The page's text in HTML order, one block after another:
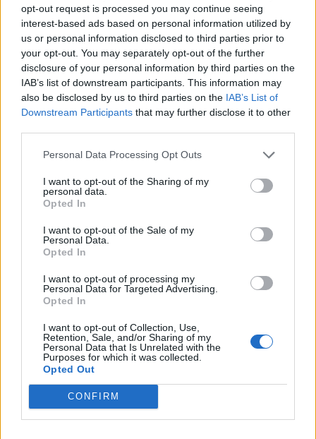
opt-out request is processed you may continue seeing
interest-based ads based on personal information utilized by
us or personal information disclosed to third parties prior to
your opt-out. You may separately opt-out of the further
disclosure of your personal information by third parties on the
IAB’s list of downstream participants. This information may
also be disclosed by us to third parties on the IAB’s List of
Downstream Participants that may further disclose it to other
Personal Data Processing Opt Outs
I want to opt-out of the Sharing of my
personal data.
Opted In
I want to opt-out of the Sale of my
Personal Data.
Opted In
I want to opt-out of processing my
Personal Data for Targeted Advertising.
Opted In
I want to opt-out of Collection, Use,
Retention, Sale, and/or Sharing of my
Personal Data that Is Unrelated with the
Purposes for which it was collected.
Opted Out
CONFIRM
21:07
Γιατί δεν έσωσα το κουτάβι: Τι αναφέρει ο ερευνητής που
κατέγραφε τη συμβίωση του μικρού σκυλιού με αγέλη
λύκων
21:00
Χανιά: Τραγούδια που κουβαλούν ιστορίες και
αναμνήσεις στο Αρχαιολογικό Μουσείο
20:49
τα έργα σε όλο το μήκος του ΒΟΑΚ»
Νορβηγία: Μυστηριώδεις θάνατοι ταράνδων δημιουργούν
ερωτηματικά
20:29
Ιεράπετρα: Χειροπέδες σε 20χρονο φερόμενο διακινητή
για την «καραβιά» με τους 45 μετανάστες
Λιμάνι Ηρακλείου: Έμπλεξε ο κάβος στην προπέλα του
πλοίου!
Γερμανία: Τουλάχιστον 25 τραυματίες, οι επτά σοβαρά,
από σύγκρουση δύο τραμ - Δείτε βίντεο